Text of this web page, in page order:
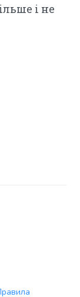
і не